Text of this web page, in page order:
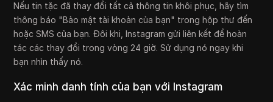
Nếu tin tặc đã thay đổi tất cả thông tin khôi phục, hãy tìm
thông báo "Bảo mật tài khoản của bạn" trong hộp thư đến
hoặc SMS của bạn. Đôi khi, Instagram gửi liên kết để hoàn
tác các thay đổi trong vòng 24 giờ. Sử dụng nó ngay khi
bạn nhìn thấy nó.
Xác minh danh tính của bạn với Instagram